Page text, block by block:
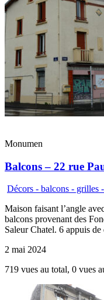
Monumen
Balcons – 22 rue
Décors - balcons - grilles
Maison faisant l’angle
balcons provenant des
Saleur Chatel. 6 appuis de
2 mai 2024
719 vues au total, 0 vues